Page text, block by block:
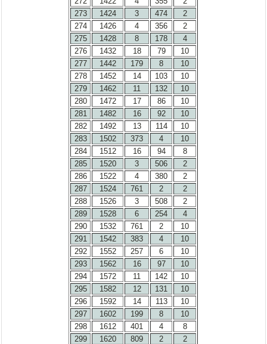
273
1424 3 474
2
274
1426 4 356
2
275
1428 8 178
4
276
1432 18 79
10
277
1442 179 8
10
278
1452 14 103
10
279
1462 11 132
10
280
1472 17 86
10
281
1482 16 92
10
282
1492 13 114
10
283
1502 373 4
10
284
1512 16 94
8
285
1520 3 506
2
286
1522 4 380
2
287
1524 761 2
2
288
1526 3 508
2
289
1528 6 254
4
290
1532 761 2
10
291
1542 383 4
10
292
1552 257 6
10
293
1562 16 97
10
294
1572 11 142
10
295
1582 12 131
10
296
1592 14 113
10
297
1602 199 8
10
298
1612 401 4
8
299
1620 809 2
2